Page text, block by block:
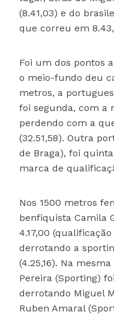
(8.41,03) e do
que correu em
Foi um dos pontos
o meio-fundo deu
metros, a
foi segunda, com a
perdendo com a
(32.51,58). Outra
de Braga), foi
marca de
Nos 1500 metros
benfiquista Camila
4.17,00
derrotando a
(4.25,16). Na
Pereira (Sporting)
derrotando Miguel
Ruben Amaral